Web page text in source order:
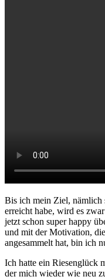
Bis ich mein Ziel, nämlich
erreicht habe, wird es
jetzt schon super happy
und mit der Motivation,
angesammelt hat, bin ich
Ich hatte ein Riesenglück
der mich wieder wie neu